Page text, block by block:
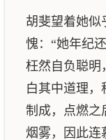
胡斐望着她似
愧：“她年纪
枉然自负聪明
白其中道理，
制成，点燃之
烟雾，因此连